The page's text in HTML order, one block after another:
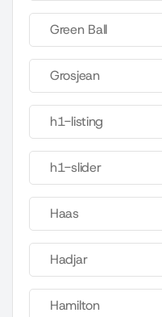
Green Ball
Grosjean
h1-listing
h1-slider
Haas
Hadjar
Hamilton